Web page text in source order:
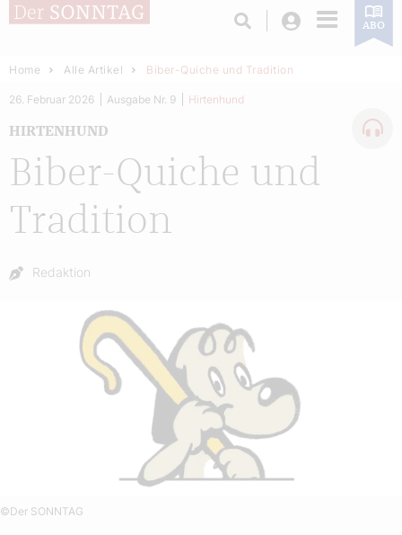
Login ABO
Home Alle Artikel Biber-Quiche und Tradition
Biber-Quiche und
Tradition
HIRTENHUND
26. Februar 2026 Ausgabe Nr. 9 Hirtenhund
Autor:
Redaktion
©Der SONNTAG